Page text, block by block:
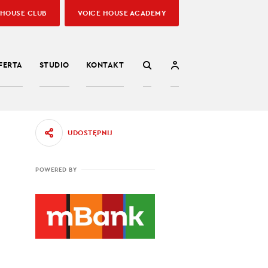
STUDIO KONTAKT
CLUB VOICE HOUSE ACADEMY
UDOSTĘPNIJ
POWERED BY